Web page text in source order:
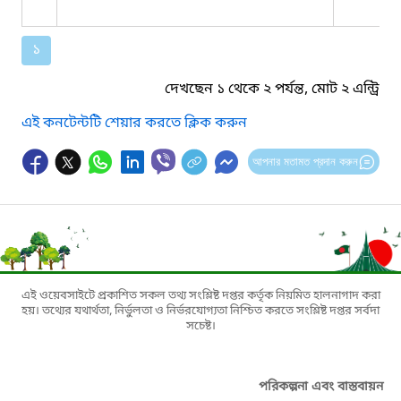
১
দেখছেন ১ থেকে ২ পর্যন্ত, মোট ২ এন্ট্রি
এই কনটেন্টটি শেয়ার করতে ক্লিক করুন
আপনার মতামত প্রদান করুন
এই ওয়েবসাইটে প্রকাশিত সকল তথ্য সংশ্লিষ্ট দপ্তর কর্তৃক নিয়মিত হালনাগাদ করা
হয়। তথ্যের যথার্থতা, নির্ভুলতা ও নির্ভরযোগ্যতা নিশ্চিত করতে সংশ্লিষ্ট দপ্তর সর্বদা
সচেষ্ট।
পরিকল্পনা এবং বাস্তবায়ন